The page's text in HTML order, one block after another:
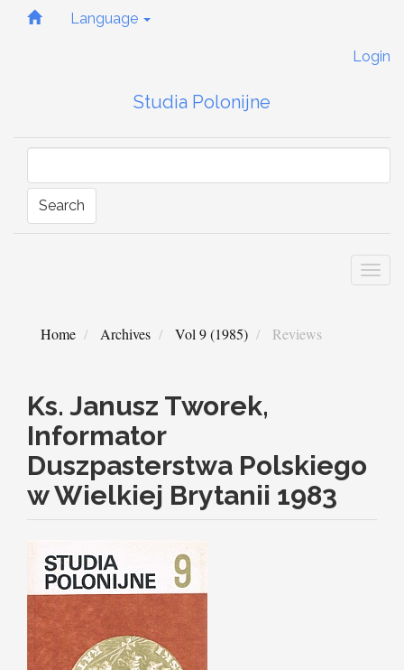
Quick
Main
Sidebar
Language
Login
Studia Polonijne
Search
Home Archives Vol 9 (1985) Reviews
Ks. Janusz Tworek,
Informator
Duszpasterstwa Polskiego
w Wielkiej Brytanii 1983
Article
Sidebar